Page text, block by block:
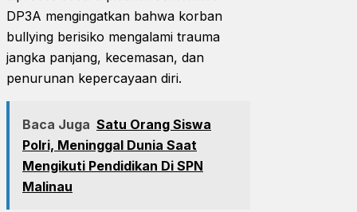
DP3A mengingatkan bahwa korban
bullying berisiko mengalami trauma
jangka panjang, kecemasan, dan
penurunan kepercayaan diri.
Baca Juga Satu Orang Siswa
Polri, Meninggal Dunia Saat
Mengikuti Pendidikan Di SPN
Malinau